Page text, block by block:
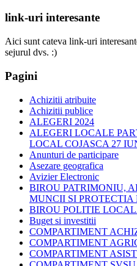
link-uri interesante
Aici sunt cateva link-uri
sejurul dvs. :)
Pagini
Achizitii atribuite
Achizitii publice
ALEGERI 2024
ALEGERI LOCALE
LOCAL COJASCA 27
Anunturi de participare
Asezare geografica
Avizier Electronic
BIROU PATRIMONIU,
MUNCII SI
BIROU POLITIE
Buget si investitii
COMPARTIMENT
COMPARTIMENT
COMPARTIMENT